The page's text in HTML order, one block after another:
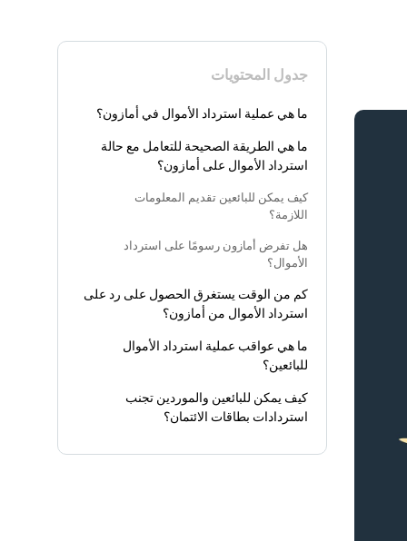
جدول المحتويات
ما هي عملية استرداد الأموال في أمازون؟
ما هي الطريقة الصحيحة للتعامل مع حالة
استرداد الأموال على أمازون؟
كيف يمكن للبائعين تقديم المعلومات
اللازمة؟
هل تفرض أمازون رسومًا على استرداد
الأموال؟
كم من الوقت يستغرق الحصول على رد على
استرداد الأموال من أمازون؟
ما هي عواقب عملية استرداد الأموال
للبائعين؟
كيف يمكن للبائعين والموردين تجنب
استردادات بطاقات الائتمان؟